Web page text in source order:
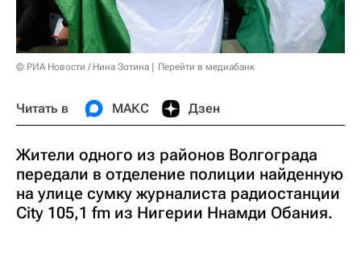
© РИА Новости / Нина Зотина Перейти в медиабанк
Читать в МАКС Дзен
Жители одного из районов Волгограда
передали в отделение полиции найденную
на улице сумку журналиста радиостанции
City 105,1 fm из Нигерии Ннамди Обания.